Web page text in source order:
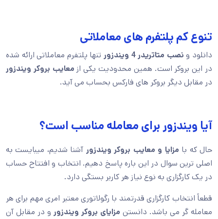
تنوع کم پلتفرم های معاملاتی
دانلود و نصب متاتریدر 4 ویندزور
تنها پلتفرم معاملاتی ارائه شده
در این بروکر است. همین محدودیت یکی از معایب بروکر ویندزور
در مقابل دیگر بروکر های فارکس بحساب می آید.
آیا ویندزور برای معامله مناسب است؟
حال که با مزایا و معایب بروکر ویندزور آشنا شدیم، میبایست به
اصلی ترین سوال در این باره پاسخ دهیم. انتخاب و افتتاح حساب
در یک کارگزاری به نوع نیاز هر کاربر بستگی دارد.
قطعاً انتخاب کارگزاری قدرتمند با رگولاتوری معتبر امری مهم برای هر
معامله گر می باشد. دانستن مزایای بروکر ویندزور و در مقابل آن